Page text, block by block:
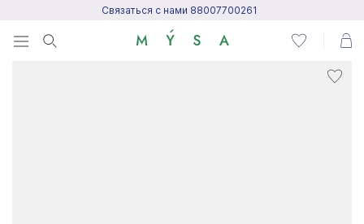
Связаться с нами 88007700261